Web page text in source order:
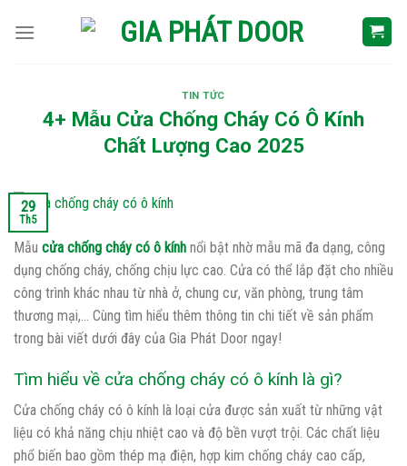
TIN TỨC
4+ Mẫu Cửa Chống Cháy Có Ô Kính
Chất Lượng Cao 2025
29
Th5
Mẫu cửa chống cháy có ô kính nổi bật nhờ mẫu mã đa dạng, công
dụng chống cháy, chống chịu lực cao. Cửa có thể lắp đặt cho nhiều
công trình khác nhau từ nhà ở, chung cư, văn phòng, trung tâm
thương mại,… Cùng tìm hiểu thêm thông tin chi tiết về sản phẩm
trong bài viết dưới đây của Gia Phát Door ngay!
Tìm hiểu về cửa chống cháy có ô kính là gì?
Cửa chống cháy có ô kính là loại cửa được sản xuất từ những vật
liệu có khả năng chịu nhiệt cao và độ bền vượt trội. Các chất liệu
phổ biến bao gồm thép mạ điện, hợp kim chống cháy cao cấp,